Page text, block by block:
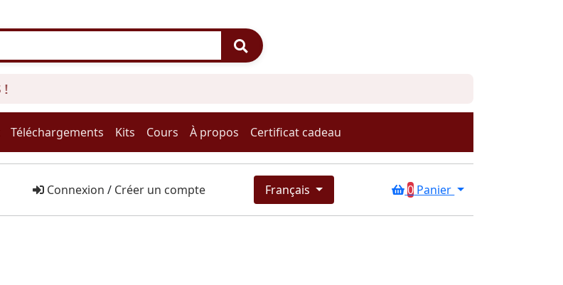
Téléchargements Kits Cours À propos Certificat cadeau
Connexion / Créer un compte Français 0 Panier